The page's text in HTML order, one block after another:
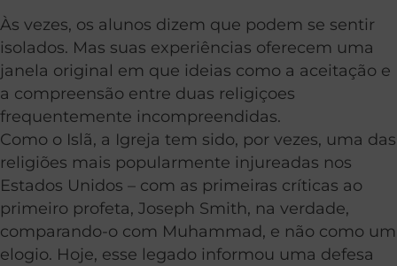
Às vezes, os alunos dizem que podem se sentir
isolados. Mas suas experiências oferecem uma
janela original em que ideias como a aceitação e
a compreensão entre duas religiçoes
frequentemente incompreendidas.
Como o Islã, a Igreja tem sido, por vezes, uma das
religiões mais popularmente injureadas nos
Estados Unidos – com as primeiras críticas ao
primeiro profeta, Joseph Smith, na verdade,
comparando-o com Muhammad, e não como um
elogio. Hoje, esse legado informou uma defesa